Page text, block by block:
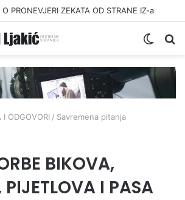
PRONEVJERI ZEKATA OD STRANE IZ-a
Switch
I ODGOVORI / Savremena pitanja
BIKOVA,
I PASA